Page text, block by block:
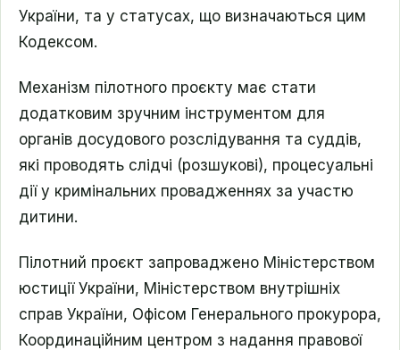
України, та у статусах, що визначаються цим
Кодексом.
Механізм пілотного проєкту має стати
додатковим зручним інструментом для
органів досудового розслідування та суддів,
які проводять слідчі (розшукові), процесуальні
дії у кримінальних провадженнях за участю
дитини.
Пілотний проєкт запроваджено Міністерством
юстиції України, Міністерством внутрішніх
справ України, Офісом Генерального прокурора,
Координаційним центром з надання правової